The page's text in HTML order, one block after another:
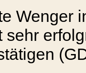
Wenger
sehr